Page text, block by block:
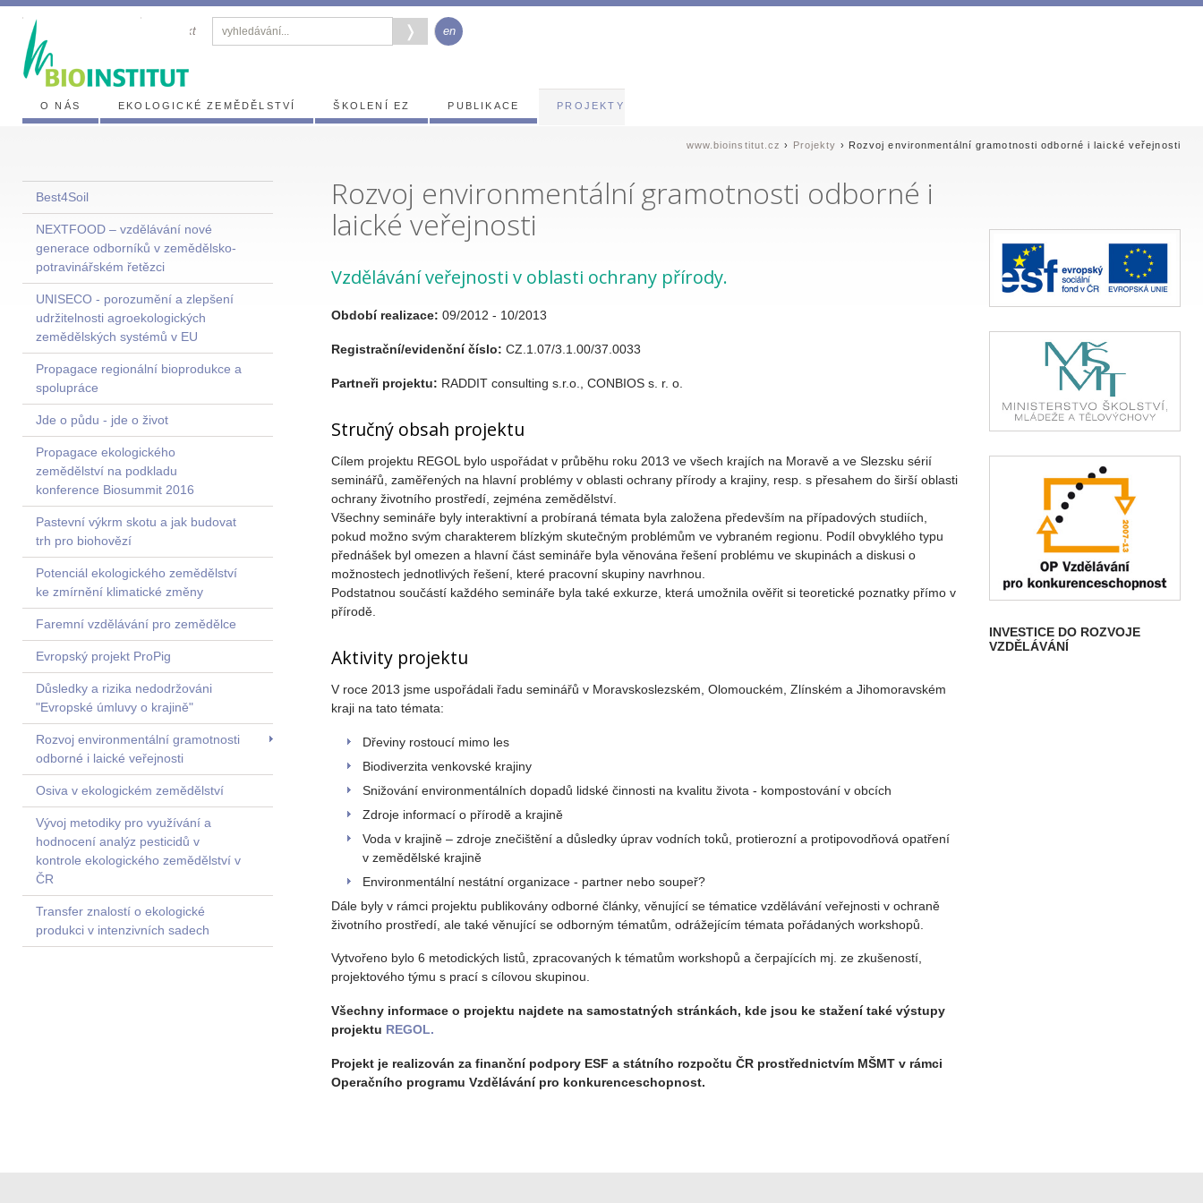
kontakt en
O NÁS EKOLOGICKÉ ZEMĚDĚLSTVÍ ŠKOLENÍ EZ PUBLIKACE PROJEKTY
www.bioinstitut.cz › Projekty › Rozvoj environmentální gramotnosti odborné i laické veřejnosti
Best4Soil
NEXTFOOD – vzdělávání nové
generace odborníků v zemědělsko-
potravinářském řetězci
UNISECO - porozumění a zlepšení
udržitelnosti agroekologických
zemědělských systémů v EU
Propagace regionální bioprodukce a
spolupráce
Jde o půdu - jde o život
Propagace ekologického
zemědělství na podkladu
konference Biosummit 2016
Pastevní výkrm skotu a jak budovat
trh pro biohovězí
Potenciál ekologického zemědělství
ke zmírnění klimatické změny
Faremní vzdělávání pro zemědělce
Evropský projekt ProPig
Důsledky a rizika nedodržováni
"Evropské úmluvy o krajině"
Rozvoj environmentální gramotnosti
odborné i laické veřejnosti
Osiva v ekologickém zemědělství
Vývoj metodiky pro využívání a
hodnocení analýz pesticidů v
kontrole ekologického zemědělství v
ČR
Transfer znalostí o ekologické
produkci v intenzivních sadech
Rozvoj environmentální gramotnosti odborné i
laické veřejnosti
Vzdělávání veřejnosti v oblasti ochrany přírody.
Období realizace: 09/2012 - 10/2013
Registrační/evidenční číslo: CZ.1.07/3.1.00/37.0033
Partneři projektu: RADDIT consulting s.r.o., CONBIOS s. r. o.
Stručný obsah projektu
Cílem projektu REGOL bylo uspořádat v průběhu roku 2013 ve všech krajích na Moravě a ve Slezsku sérií
seminářů, zaměřených na hlavní problémy v oblasti ochrany přírody a krajiny, resp. s přesahem do širší oblasti
ochrany životního prostředí, zejména zemědělství.
Všechny semináře byly interaktivní a probíraná témata byla založena především na případových studiích,
pokud možno svým charakterem blízkým skutečným problémům ve vybraném regionu. Podíl obvyklého typu
přednášek byl omezen a hlavní část semináře byla věnována řešení problému ve skupinách a diskusi o
možnostech jednotlivých řešení, které pracovní skupiny navrhnou.
Podstatnou součástí každého semináře byla také exkurze, která umožnila ověřit si teoretické poznatky přímo v
přírodě.
Aktivity projektu
V roce 2013 jsme uspořádali řadu seminářů v Moravskoslezském, Olomouckém, Zlínském a Jihomoravském
kraji na tato témata:
Dřeviny rostoucí mimo les
Biodiverzita venkovské krajiny
Snižování environmentálních dopadů lidské činnosti na kvalitu života - kompostování v obcích
Zdroje informací o přírodě a krajině
Voda v krajině – zdroje znečištění a důsledky úprav vodních toků, protierozní a protipovodňová opatření
v zemědělské krajině
Environmentální nestátní organizace - partner nebo soupeř?
Dále byly v rámci projektu publikovány odborné články, věnující se tématice vzdělávání veřejnosti v ochraně
životního prostředí, ale také věnující se odborným tématům, odrážejícím témata pořádaných workshopů.
Vytvořeno bylo 6 metodických listů, zpracovaných k tématům workshopů a čerpajících mj. ze zkušeností,
projektového týmu s prací s cílovou skupinou.
Všechny informace o projektu najdete na samostatných stránkách, kde jsou ke stažení také výstupy
projektu REGOL.
Projekt je realizován za finanční podpory ESF a státního rozpočtu ČR prostřednictvím MŠMT v rámci
Operačního programu Vzdělávání pro konkurenceschopnost.
INVESTICE DO ROZVOJE
VZDĚLÁVÁNÍ